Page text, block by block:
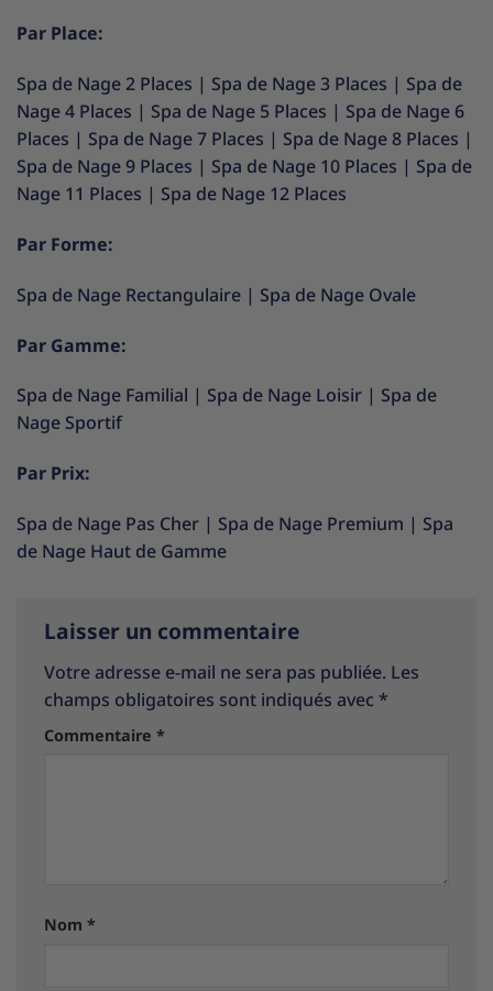
Par Place:
Spa de Nage 2 Places | Spa de Nage 3 Places | Spa de
Nage 4 Places | Spa de Nage 5 Places | Spa de Nage 6
Places | Spa de Nage 7 Places | Spa de Nage 8 Places |
Spa de Nage 9 Places | Spa de Nage 10 Places | Spa de
Nage 11 Places | Spa de Nage 12 Places
Par Forme:
Spa de Nage Rectangulaire | Spa de Nage Ovale
Par Gamme:
Spa de Nage Familial | Spa de Nage Loisir | Spa de
Nage Sportif
Par Prix:
Spa de Nage Pas Cher | Spa de Nage Premium | Spa
de Nage Haut de Gamme
Laisser un commentaire
Votre adresse e-mail ne sera pas publiée. Les
champs obligatoires sont indiqués avec *
Commentaire *
Nom *